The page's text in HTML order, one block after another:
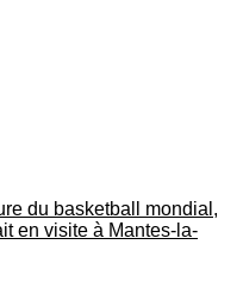
du basketball mondial,
en visite à Mantes-la-